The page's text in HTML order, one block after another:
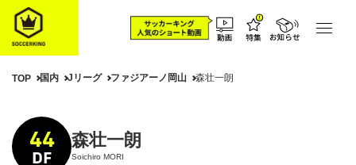
TOP 国内 Jリーグ ファジアーノ岡山 森壮一朗
44
DF
森壮一朗
Soichiro MORI